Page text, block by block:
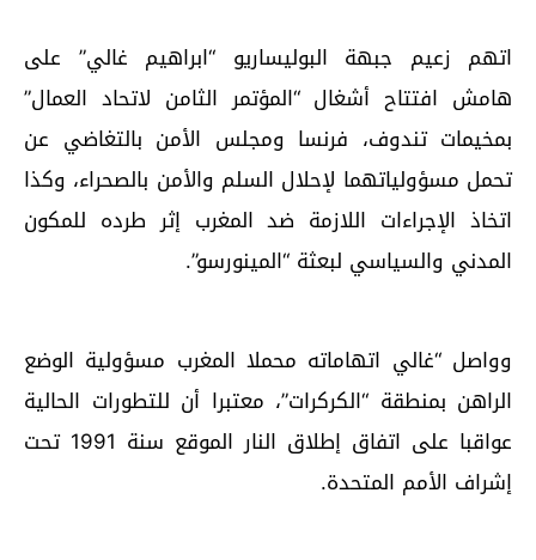
اتهم زعيم جبهة البوليساريو “ابراهيم غالي” على
هامش افتتاح أشغال “المؤتمر الثامن لاتحاد العمال”
بمخيمات تندوف، فرنسا ومجلس الأمن بالتغاضي عن
تحمل مسؤولياتهما لإحلال السلم والأمن بالصحراء، وكذا
اتخاذ الإجراءات اللازمة ضد المغرب إثر طرده للمكون
المدني والسياسي لبعثة “المينورسو”.
وواصل “غالي اتهاماته محملا المغرب مسؤولية الوضع
الراهن بمنطقة “الكركرات”، معتبرا أن للتطورات الحالية
عواقبا على اتفاق إطلاق النار الموقع سنة 1991 تحت
إشراف الأمم المتحدة.